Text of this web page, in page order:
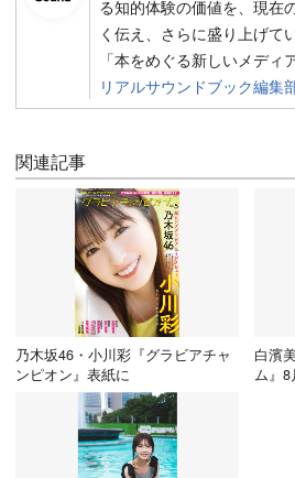
る知的体験の価値を、現在
く伝え、さらに盛り上げて
「本をめぐる新しいメディ
リアルサウンドブック編集
関連記事
乃木坂46・小川彩『グラビアチャ
ンピオン』表紙に
白濱
ム』8